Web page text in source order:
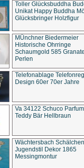
Toller Glücksbuddha
Unikat Happy Buddha
Glücksbringer Holzfigur
MÜnchner Biedermeier
Historische Ohrringe
Schaumgold 585
Perlen
Telefonablage
Design 60er 70er Jahre
Va 34122 Schuco
Teddy Bär Hellbraun
Wächtersbach Schälchen
Jugendstil Dekor 1865
Messingmontur